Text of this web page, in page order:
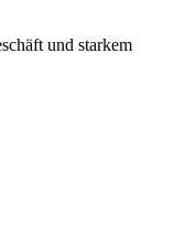
und starkem